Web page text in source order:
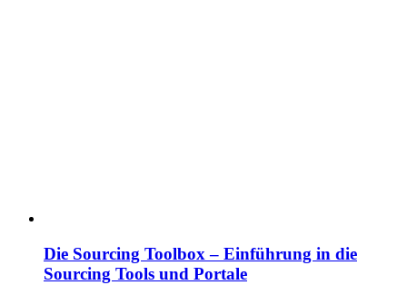
Die Sourcing Toolbox – Einführung in die
Sourcing Tools und Portale